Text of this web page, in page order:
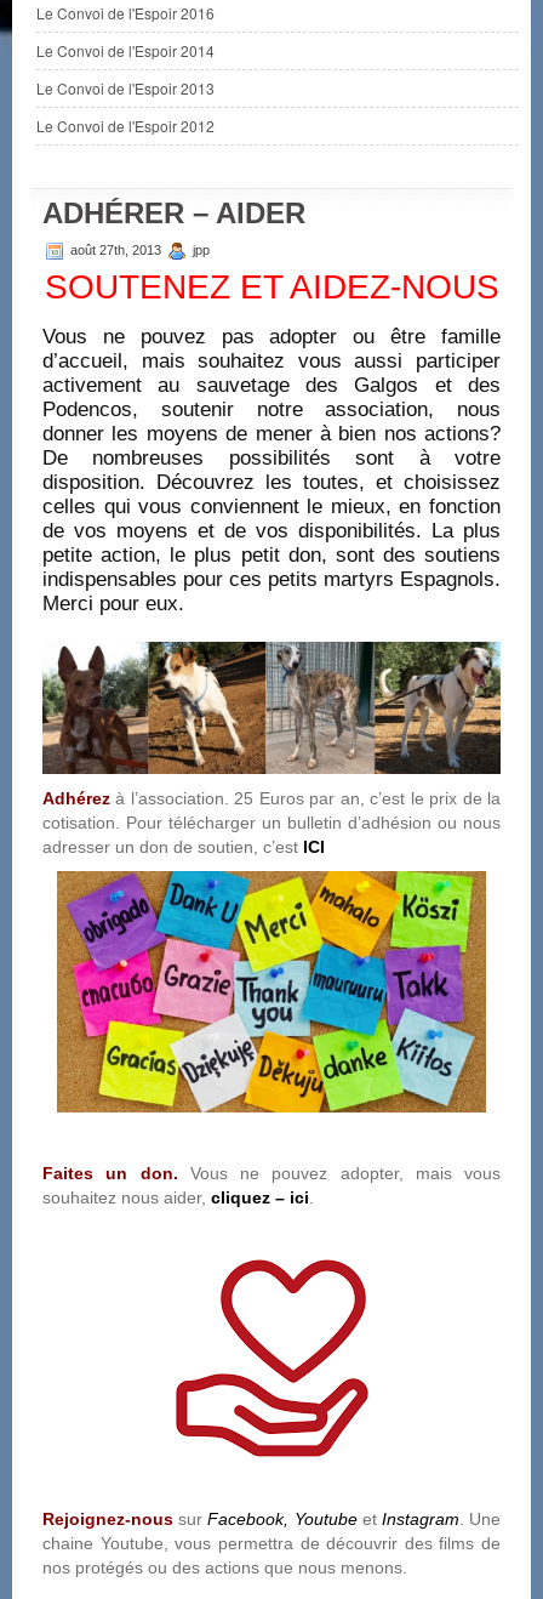
Le Convoi de l'Espoir 2016
Le Convoi de l'Espoir 2014
Le Convoi de l'Espoir 2013
Le Convoi de l'Espoir 2012
ADHÉRER – AIDER
août 27th, 2013 jpp
SOUTENEZ ET AIDEZ-NOUS
Vous ne pouvez pas adopter ou être famille
d’accueil, mais souhaitez vous aussi participer
activement au sauvetage des Galgos et des
Podencos, soutenir notre association, nous
donner les moyens de mener à bien nos actions?
De nombreuses possibilités sont à votre
disposition. Découvrez les toutes, et choisissez
celles qui vous conviennent le mieux, en fonction
de vos moyens et de vos disponibilités. La plus
petite action, le plus petit don, sont des soutiens
indispensables pour ces petits martyrs Espagnols.
Merci pour eux.
Adhérez à l’association. 25 Euros par an, c’est le prix de la
cotisation. Pour télécharger un bulletin d’adhésion ou nous
adresser un don de soutien, c’est ICI
Faites un don. Vous ne pouvez adopter, mais vous
souhaitez nous aider, cliquez – ici
Rejoignez-noussurFacebook, Youtube et Instagram . Une
chaine Youtube, vous permettra de découvrir des films de
nos protégés ou des actions que nous menons.